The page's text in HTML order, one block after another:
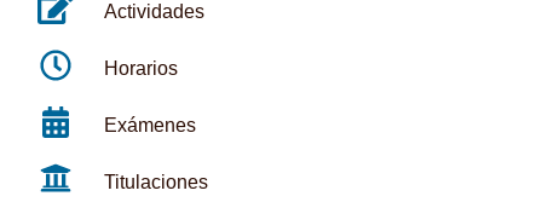
Actividades
Horarios
Exámenes
Titulaciones